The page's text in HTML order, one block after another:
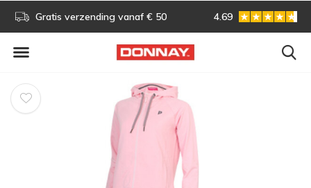
Gratis verzending vanaf € 50 Gratis omruilen
4.69